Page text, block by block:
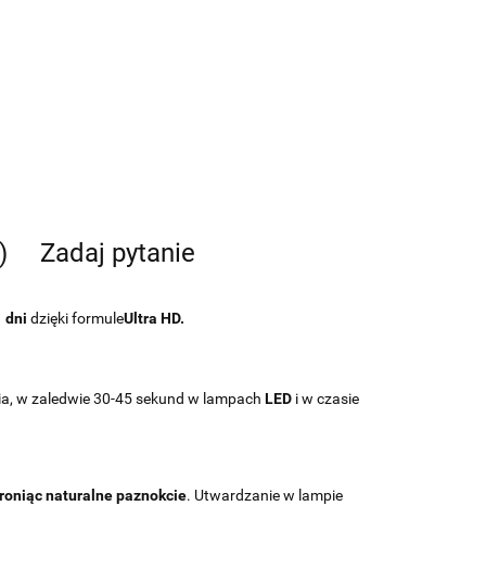
Zadaj pytanie
dni dzięki formuleUltra HD.
w zaledwie 30-45 sekund w lampach LED i w czasie
naturalne paznokcie. Utwardzanie w lampie